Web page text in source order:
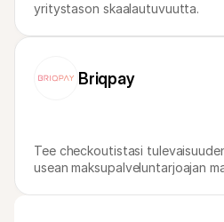
yritystason skaalautuvuutta.
Briqpay
Tee checkoutistasi
usean maksupalveluntarjoajan